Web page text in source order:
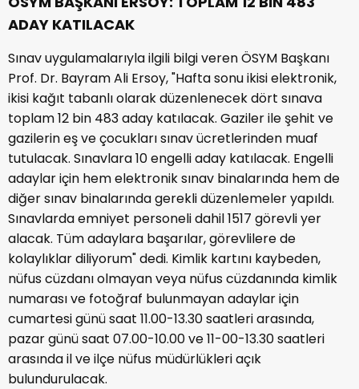
ADAY KATILACAK
Sınav uygulamalarıyla ilgili bilgi veren ÖSYM Başkanı
Prof. Dr. Bayram Ali Ersoy, "Hafta sonu ikisi elektronik,
ikisi kağıt tabanlı olarak düzenlenecek dört sınava
toplam 12 bin 483 aday katılacak. Gaziler ile şehit ve
gazilerin eş ve çocukları sınav ücretlerinden muaf
tutulacak. Sınavlara 10 engelli aday katılacak. Engelli
adaylar için hem elektronik sınav binalarında hem de
diğer sınav binalarında gerekli düzenlemeler yapıldı.
Sınavlarda emniyet personeli dahil 1517 görevli yer
alacak. Tüm adaylara başarılar, görevlilere de
kolaylıklar diliyorum" dedi. Kimlik kartını kaybeden,
nüfus cüzdanı olmayan veya nüfus cüzdanında kimlik
numarası ve fotoğraf bulunmayan adaylar için
cumartesi günü saat 11.00-13.30 saatleri arasında,
pazar günü saat 07.00-10.00 ve 11-00-13.30 saatleri
arasında il ve ilçe nüfus müdürlükleri açık
bulundurulacak.